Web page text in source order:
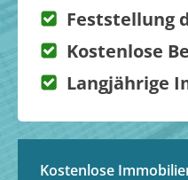
Feststellung
Kostenlose
Langjährige
Kostenlose